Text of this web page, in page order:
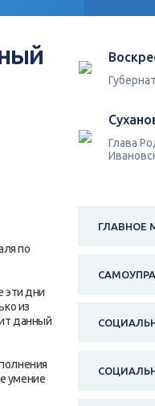
по
эти дни
из
данный
умение
Глава
ГЛАВНОЕ